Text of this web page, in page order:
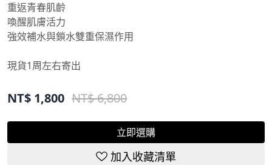
重返青春肌齡
喚醒肌膚活力
強效補水與鎖水雙重保濕作用
現貨1周左右寄出
NT$ 1,800 NT$ 6,800
立即選購
加入收藏清單